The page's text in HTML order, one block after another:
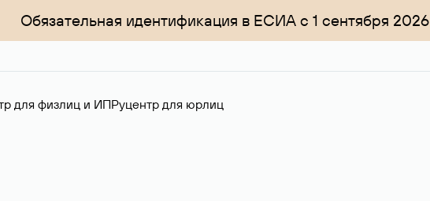
Обязательная идентификация в ЕСИА с 1 сентября 2026
для физлиц и ИПРуцентр для юрлиц